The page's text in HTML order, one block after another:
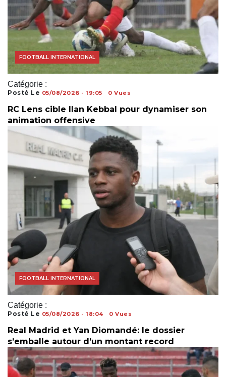
Catégorie :
ACTUALITÉS FOOTBALL
FOOTBALL AFRICAIN
FOOTBALL INTERNATIONAL
Posté Le 05/08/2026 - 19:05 0 Vues
RC Lens cible Ilan Kebbal pour dynamiser son
animation offensive
Catégorie :
ACTUALITÉS FOOTBALL
FOOTBALL INTERNATIONAL
Posté Le 05/08/2026 - 18:04 0 Vues
Real Madrid et Yan Diomandé: le dossier
s’emballe autour d’un montant record